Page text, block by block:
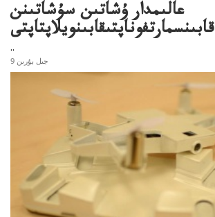
عالىمدار ۇشاتىن سۇشاتىنن
قابىنسمارتفوناپتىقابىنويلاپتاپتى
..
9 جىل بۇرىن